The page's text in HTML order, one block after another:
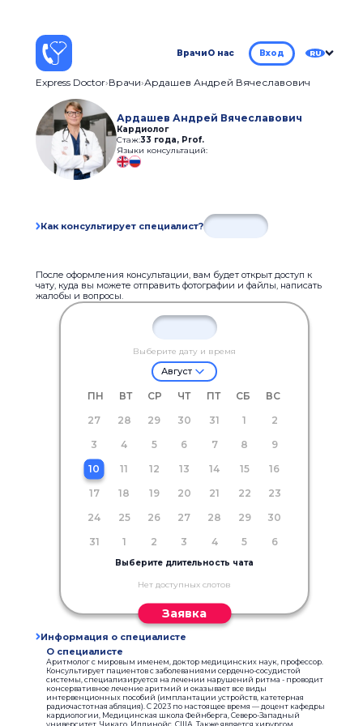
ВрачиО нас Вход RU
Express Doctor Врачи Ардашев Андрей Вячеславович
Ардашев Андрей Вячеславович
Кардиолог
Стаж:33 года, Prof.
Языки консультаций:
Как консультирует специалист?
После оформления консультации, вам будет открыт доступ к
чату, куда вы можете отправить фотографии и файлы, написать
жалобы и вопросы.
Выберите дату и время
Август
ПН ВТ СР ЧТ ПТ СБ
ВС
27
28 29 30 31 1
2
3
4 5 6 7 8
9
10
11 12 13 14 15
16
17
18 19 20 21 22
23
24
25 26 27 28 29
30
31
1 2 3 4 5 6
Выберите длительность чата
Нет доступных слотов
Заявка
Информация о специалисте
О специалисте
Аритмолог с мировым именем, доктор медицинских наук, профессор.
Консультирует пациентов с заболеваниями сердечно-сосудистой
системы, специализируется на лечении нарушений ритма - проводит
консервативное лечение аритмий и оказывает все виды
интервенционных пособий (имплантации устройств, катетерная
радиочастотная абляция). С 2023 по настоящее время — доцент кафедры
кардиологии, Медицинская школа Фейнберга, Северо-Западный
университет, Чикаго, Иллинойс, США. Также является хирургом